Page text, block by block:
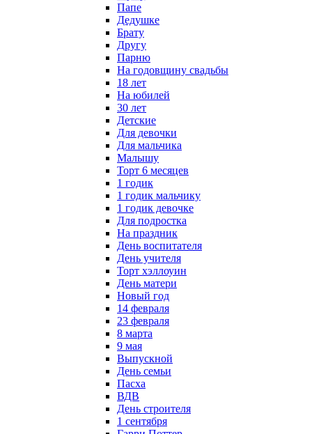
Папе
Дедушке
Брату
Другу
Парню
На годовщину свадьбы
18 лет
На юбилей
30 лет
Детские
Для девочки
Для мальчика
Малышу
Торт 6 месяцев
1 годик
1 годик мальчику
1 годик девочке
Для подростка
На праздник
День воспитателя
День учителя
Торт хэллоуин
День матери
Новый год
14 февраля
23 февраля
8 марта
9 мая
Выпускной
День семьи
Пасха
ВДВ
День строителя
1 сентября